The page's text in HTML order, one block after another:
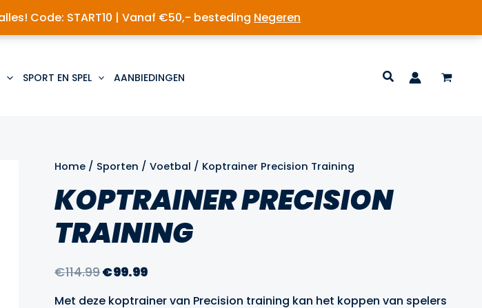
Code: START10 | Vanaf €50,- besteding Negeren
SPORT EN SPEL AANBIEDINGEN
Home / Sporten /Voetbal / Koptrainer Precision Training
KOPTRAINER PRECISION
TRAINING
€114.99Oorspronkelijke
€99.99Huidige
Met deze koptrainer van Precision training kan het koppen van spelers